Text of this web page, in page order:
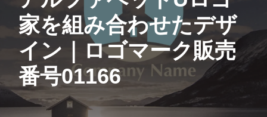
家を組み合わせたデザ
イン｜ロゴマーク販売
番号01166